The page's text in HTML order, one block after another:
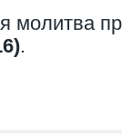
молитва
.